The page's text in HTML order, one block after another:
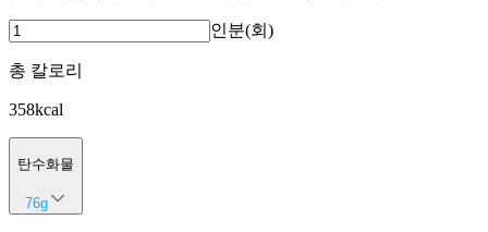
인분(회)
총 칼로리
358kcal
탄수화물
76g